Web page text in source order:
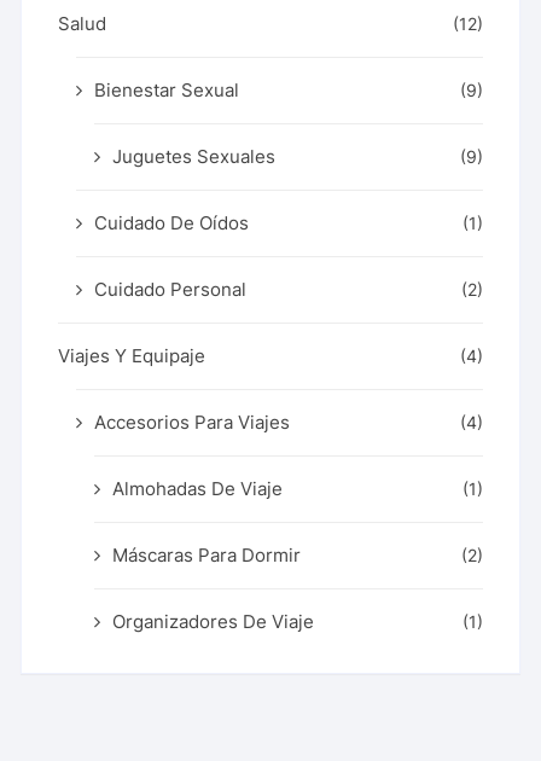
Salud (12)
Bienestar Sexual (9)
Juguetes Sexuales (9)
Cuidado De Oídos (1)
Cuidado Personal (2)
Viajes Y Equipaje (4)
Accesorios Para Viajes (4)
Almohadas De Viaje (1)
Máscaras Para Dormir (2)
Organizadores De Viaje (1)